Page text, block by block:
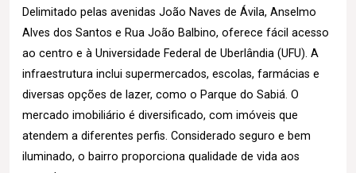
Delimitado pelas avenidas João Naves de Ávila, Anselmo
Alves dos Santos e Rua João Balbino, oferece fácil acesso
ao centro e à Universidade Federal de Uberlândia (UFU). A
infraestrutura inclui supermercados, escolas, farmácias e
diversas opções de lazer, como o Parque do Sabiá. O
mercado imobiliário é diversificado, com imóveis que
atendem a diferentes perfis. Considerado seguro e bem
iluminado, o bairro proporciona qualidade de vida aos